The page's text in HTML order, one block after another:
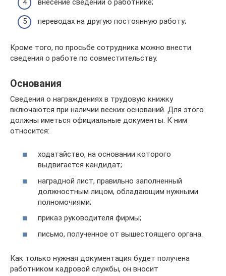
внесение сведений о работнике;
переводах на другую постоянную работу;
Кроме того, по просьбе сотрудника можно внести
сведения о работе по совместительству.
Основания
Сведения о награждениях в трудовую книжку
включаются при наличии веских оснований. Для этого
должны иметься официальные документы. К ним
относится:
ходатайство, на основании которого
выдвигается кандидат;
наградной лист, правильно заполненный
должностным лицом, обладающим нужными
полномочиями;
приказ руководителя фирмы;
письмо, полученное от вышестоящего органа.
Как только нужная документация будет получена
работником кадровой службы, он вносит